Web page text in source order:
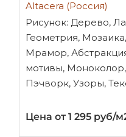
Altacera (Россия)
Рисунок: Дерево,
Геометрия,
Мрамор,
мотивы,
Пэчворк, Узоры,
Цена от 1 295 руб/